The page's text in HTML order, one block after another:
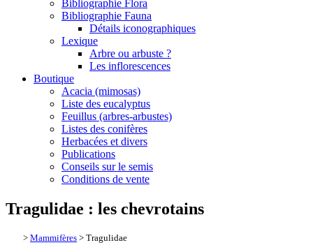
Bibliographie Flora
Bibliographie Fauna
Détails iconographiques
Lexique
Arbre ou arbuste ?
Les inflorescences
Boutique
Acacia (mimosas)
Liste des eucalyptus
Feuillus (arbres-arbustes)
Listes des conifères
Herbacées et divers
Publications
Conseils sur le semis
Conditions de vente
Tragulidae : les chevrotains
> Mammifères > Tragulidae